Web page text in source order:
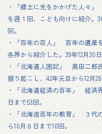
・「郷土に光をかかげた人々
を週１回、こども向けに紹介。
回。
・「百年の百人」 百年の遺産
各界から紹介した。39年12月30
・「北海道人国記」 奥田二郎
掘り起こし、42年元旦から12月
・「北海道経済の百年」 経済
日まで53回。
・「北海追百年の教育」 ３代
ら10月８日まで10回。